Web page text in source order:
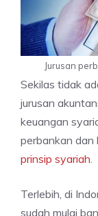
Jurusan
Sekilas tidak
jurusan
keuangan
perbankan dan
prinsip syariah
Terlebih, di
sudah mulai